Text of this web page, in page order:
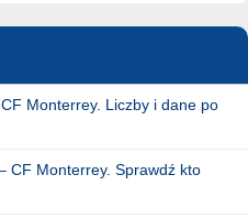
Monterrey. Liczby i dane po
CF Monterrey. Sprawdź kto